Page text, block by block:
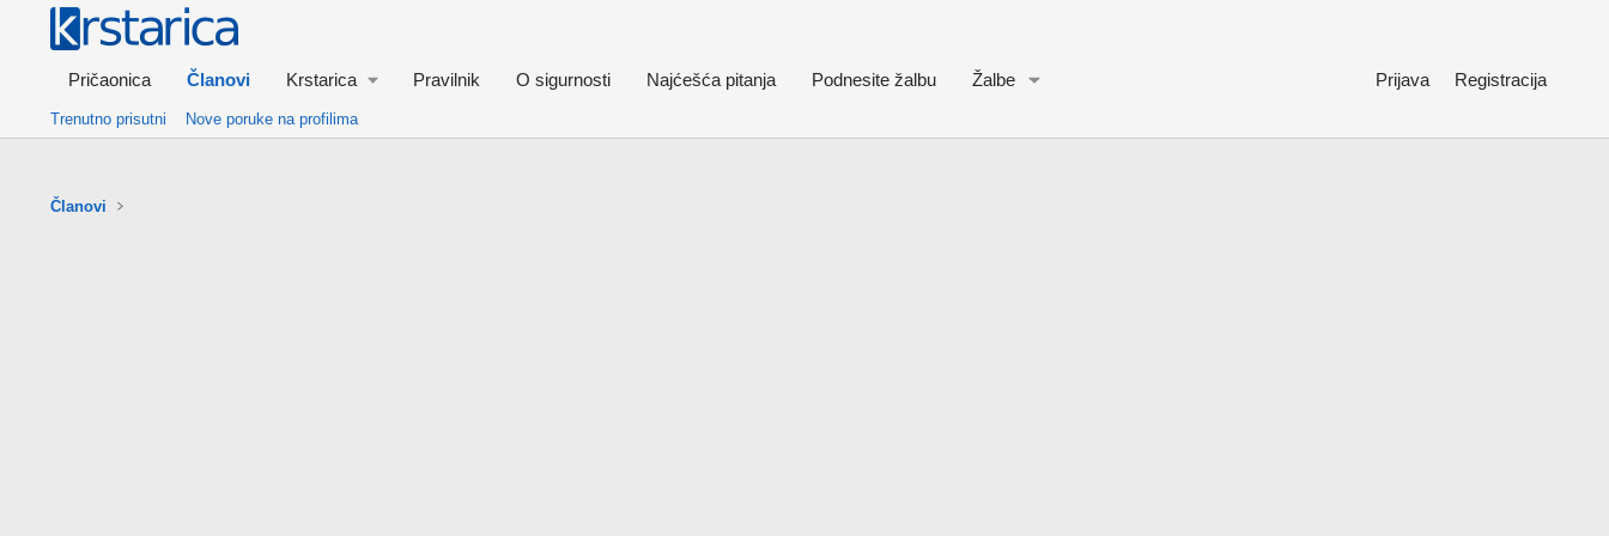
Pričaonica Članovi Krstarica Pravilnik O sigurnosti Najćešća pitanja Podnesite žalbu Žalbe Prijava Registracija
Trenutno prisutni Nove poruke na profilima
Članovi